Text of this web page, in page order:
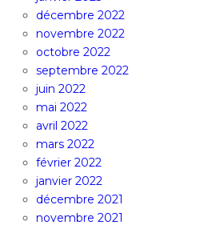
décembre 2022
novembre 2022
octobre 2022
septembre 2022
juin 2022
mai 2022
avril 2022
mars 2022
février 2022
janvier 2022
décembre 2021
novembre 2021